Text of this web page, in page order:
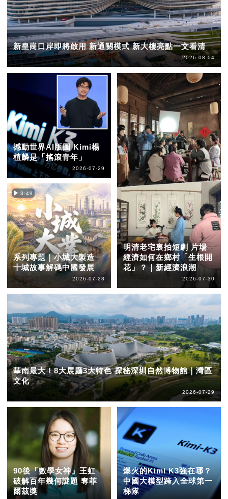
新皇崗口岸即將啟用 新通關模式 新大樓亮點一文看清
2026-08-04
撼動世界AI版圖 Kimi楊
植麟是「搖滾青年」
2026-07-29
3:49
系列專題｜小城大製造
十城故事解碼中國發展
2026-07-28
明清老宅裏拍短劇 片場
經濟如何在鄉村「生根開
花」？｜新經濟浪潮
2026-07-30
華南最大！8大展廳3大特色 探秘深圳自然博物館｜灣區
文化
2026-07-29
90後「數學女神」王虹
破解百年幾何謎題 奪菲
爾茲獎
爆火的Kimi K3強在哪？
中國大模型跨入全球第一
梯隊